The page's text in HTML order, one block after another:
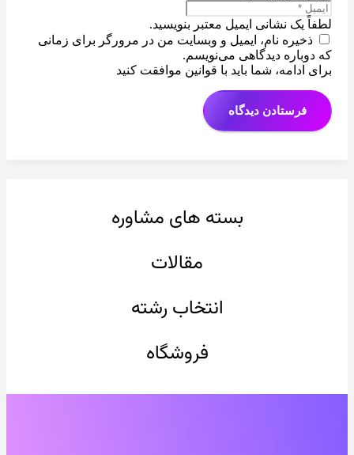
لطفاً یک نشانی ایمیل معتبر بنویسید.
ذخیره نام، ایمیل و وبسایت من در مرورگر برای زمانی
که دوباره دیدگاهی می‌نویسم.
برای ادامه، شما باید با قوانین موافقت کنید
فرستادن دیدگاه
بسته های مشاوره
مقالات
انتخاب رشته
فروشگاه